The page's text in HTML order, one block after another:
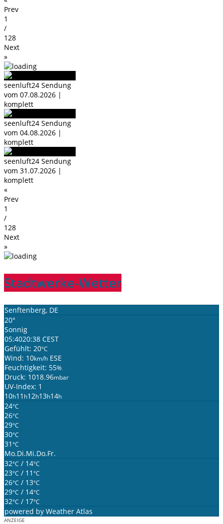
Prev
1
/
128
Next
»
seenluft24 Sendung
vom 07.08.2026 |
komplett
seenluft24 Sendung
vom 04.08.2026 |
komplett
seenluft24 Sendung
vom 31.07.2026 |
komplett
«
Prev
1
/
128
Next
»
Stadtwerke-Wetter
Senftenberg, DE
20°
Sonnig
05:4020:38 CEST
Gefühlt: 20°C
Wind: 10km/h ESE
Feuchtigkeit: 55%
Druck: 1018.96mbar
UV-Index: 1
10h11 h12h13h14h
24°C
26°C
29°C
30°C
31 °C
Mo.Di.Mi.Do.Fr.
32°C / 14°C
23°C / 11 °C
26°C / 13°C
29°C / 14°C
32°C / 17°C
powered by Weather Atlas
ANZEIGE